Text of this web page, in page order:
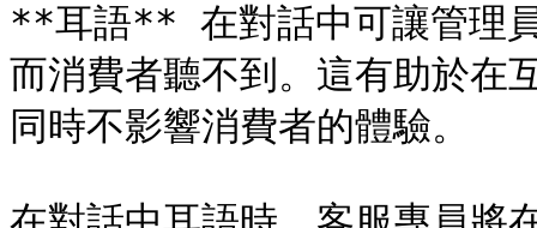
**耳語** 在對話中可讓管理
而消費者聽不到。這有助於在
同時不影響消費者的體驗。